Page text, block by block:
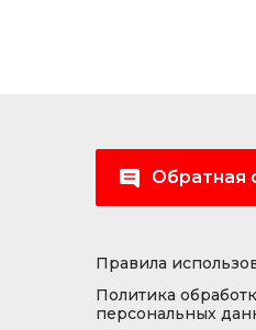
Обратная
Правила
Политика
персональных